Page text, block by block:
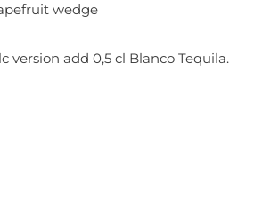
wedge
version add 0,5 cl Blanco Tequila.